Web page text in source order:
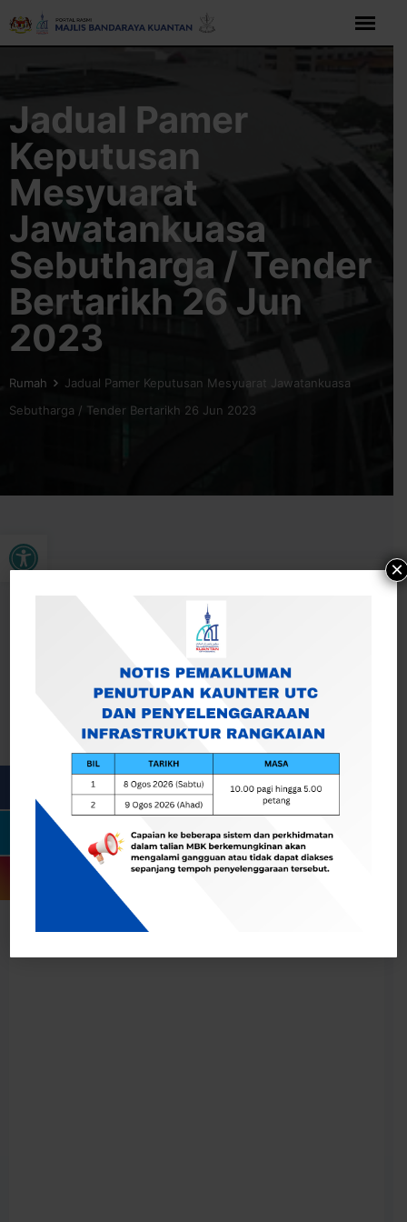
Buka bar alat
Langkau
Jadual Pamer
Keputusan
Mesyuarat
Jawatankuasa
Sebutharga / Tender
Bertarikh 26 Jun
2023
Rumah
Jadual Pamer Keputusan Mesyuarat Jawatankuasa
Sebutharga / Tender Bertarikh 26 Jun 2023
JAWATANKUASA SEBUTHARGA /TENDER BERTARIKH 26
JUN 2023
×